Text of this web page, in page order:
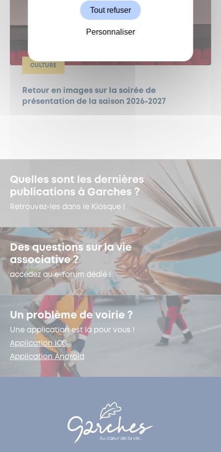
CULTURE
Retour en images sur la soirée de
présentation de la saison 2026-2027
Quelles sont les dernières
publications à Garches ?
Retrouvez-les dans le Kiosque !
Des questions sur la vie
associative ?
accédez au e-forum dédié !
Un problème de voirie ?
Une application est là pour vous !
Application iOS
Application Android
Tout refuser
Personnaliser